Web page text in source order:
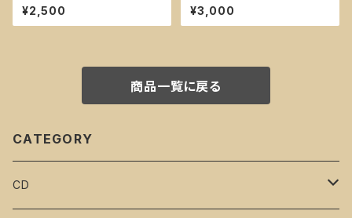
¥2,500 ¥3,000
商品一覧に戻る
CATEGORY
CD